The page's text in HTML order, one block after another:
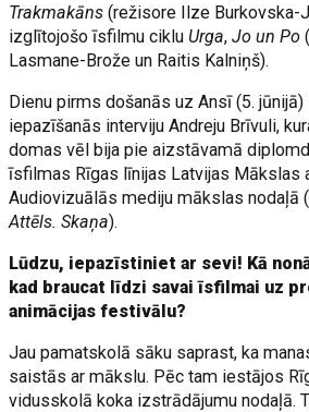
Trakmakāns (režisore Ilze Burkovska-
izglītojošo īsfilmu ciklu Urga,Jo un Po
Lasmane-Brože un Raitis Kalniņš).
Dienu pirms došanās uz Ansī (5. jūnijā)
iepazīšanās interviju Andreju Brīvuli,
domas vēl bija pie aizstāvamā
īsfilmas Rīgas līnijas Latvijas Mākslas
Audiovizuālās mediju mākslas nodaļā
Attēls. Skaņa).
Lūdzu, iepazīstiniet ar sevi! Kā
kad braucat līdzi savai īsfilmai uz
animācijas festivālu?
Jau pamatskolā sāku saprast, ka
saistās ar mākslu. Pēc tam iestājos
vidusskolā koka izstrādājumu nodaļā.